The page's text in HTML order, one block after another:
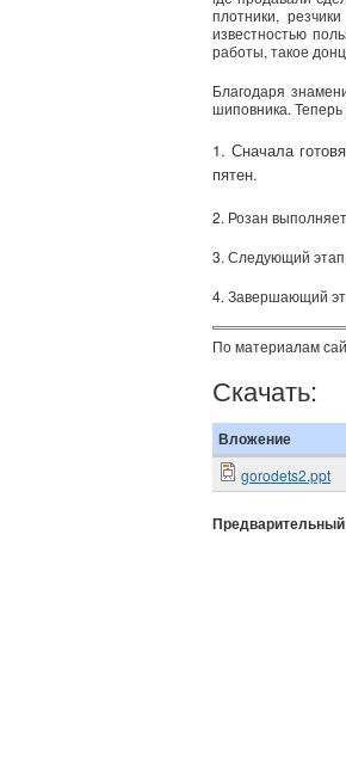
плотники,
известностью
работы, такое
Благодаря
шиповника.
1. Сначала
пятен.
2. Розан
3. Следующий этап
4. Завершающий
По материалам
Скачать:
Вложение
gorodets2.ppt